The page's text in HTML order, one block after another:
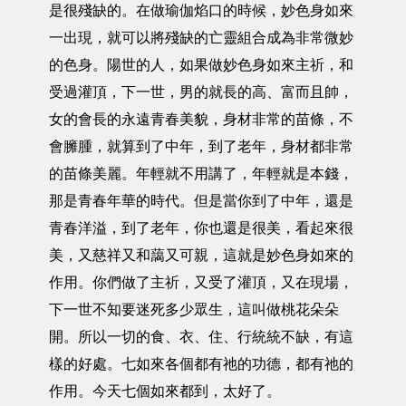
是很殘缺的。在做瑜伽焰口的時候，妙色身如來
一出現，就可以將殘缺的亡靈組合成為非常微妙
的色身。陽世的人，如果做妙色身如來主祈，和
受過灌頂，下一世，男的就長的高、富而且帥，
女的會長的永遠青春美貌，身材非常的苗條，不
會臃腫，就算到了中年，到了老年，身材都非常
的苗條美麗。年輕就不用講了，年輕就是本錢，
那是青春年華的時代。但是當你到了中年，還是
青春洋溢，到了老年，你也還是很美，看起來很
美，又慈祥又和藹又可親，這就是妙色身如來的
作用。你們做了主祈，又受了灌頂，又在現場，
下一世不知要迷死多少眾生，這叫做桃花朵朵
開。所以一切的食、衣、住、行統統不缺，有這
樣的好處。七如來各個都有祂的功德，都有祂的
作用。今天七個如來都到，太好了。